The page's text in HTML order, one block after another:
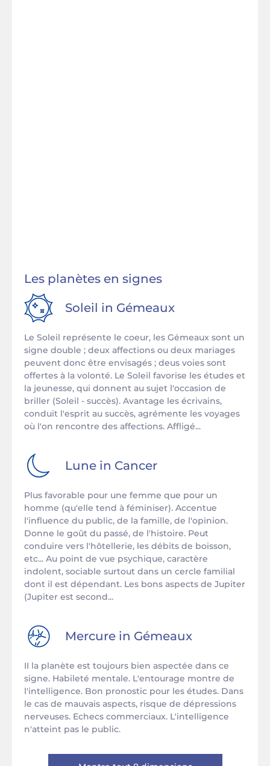
Les planètes en signes
Soleil in Gémeaux
Le Soleil représente le coeur, les Gémeaux sont un
signe double ; deux affections ou deux mariages
peuvent donc être envisagés ; deus voies sont
offertes à la volonté. Le Soleil favorise les études et
la jeunesse, qui donnent au sujet l'occasion de
briller (Soleil - succès). Avantage les écrivains,
conduit l'esprit au succès, agrémente les voyages
où l'on rencontre des affections. Affligé...
Lune in Cancer
Plus favorable pour une femme que pour un
homme (qu'elle tend à féminiser). Accentue
l'influence du public, de la famille, de l'opinion.
Donne le goût du passé, de l'histoire. Peut
conduire vers l'hôtellerie, les débits de boisson,
etc... Au point de vue psychique, caractère
indolent, sociable surtout dans un cercle familial
dont il est dépendant. Les bons aspects de Jupiter
(Jupiter est second...
Mercure in Gémeaux
II la planète est toujours bien aspectée dans ce
signe. Habileté mentale. L'entourage montre de
l'intelligence. Bon pronostic pour les études. Dans
le cas de mauvais aspects, risque de dépressions
nerveuses. Echecs commerciaux. L'intelligence
n'atteint pas le public.